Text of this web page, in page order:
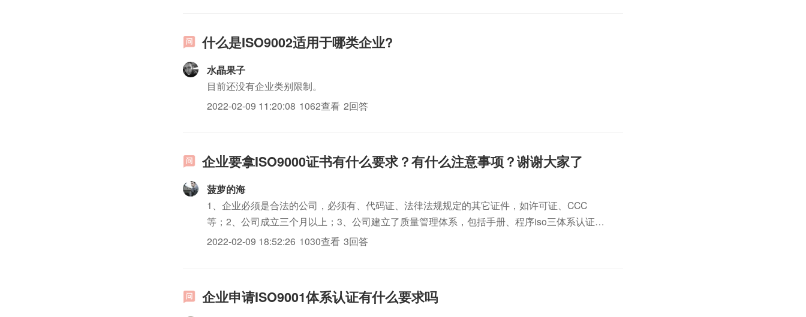
什么是ISO9002适用于哪类企业?
水晶果子
目前还没有企业类别限制。
2022-02-09 11:20:08 1062查看 2回答
企业要拿ISO9000证书有什么要求？有什么注意事项？谢谢大家了
菠萝的海
1、企业必须是合法的公司，必须有、代码证、法律法规规定的其它证件，如许可证、CCC
等；2、公司成立三个月以上；3、公司建立了质量管理体系，包括手册、程序iso三体系认证、
作业iso三体系认证和记录；且运行超过3个月以上；4、注意事项就比较多了，如安排审核员接
2022-02-09 18:52:26 1030查看 3回答
企业申请ISO9001体系认证有什么要求吗